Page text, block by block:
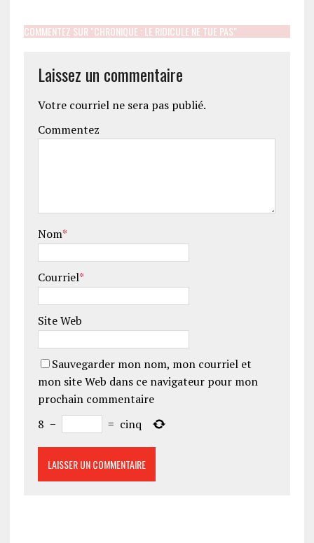
COMMENTEZ SUR "CHRONIQUE : LE RIDICULE NE TUE PAS"
Laissez un commentaire
Votre courriel ne sera pas publié.
Commentez
Nom*
Courriel*
Site Web
Sauvegarder mon nom, mon courriel et
mon site Web dans ce navigateur pour mon
prochain commentaire
8 − = cinq